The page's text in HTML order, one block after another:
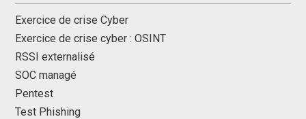
Exercice de crise Cyber
Exercice de crise cyber : OSINT
RSSI externalisé
SOC managé
Pentest
Test Phishing